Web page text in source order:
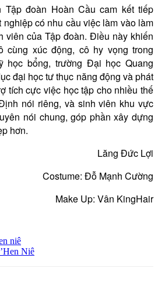
đoàn Hoàn Cầu cam kết tiếp
có nhu cầu việc làm vào làm
viên của Tập đoàn. Điều này khiến
cùng xúc động, cô hy vọng trong
học bổng, trường Đại học Quang
đại học tư thục năng động và phát
tích cực việc học tập cho nhiều thế
nói riêng, và sinh viên khu vực
nói chung, góp phần xây dựng
hơn.
Lăng Đức Lợi
Costume: Đỗ Mạnh Cường
Make Up: Vân KingHair
niê
Niê